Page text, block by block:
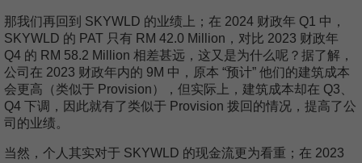
那我们再回到 SKYWLD 的业绩上；在 2024 财政年 Q1 中，
SKYWLD 的 PAT 只有 RM 42.0 Million，对比 2023 财政年
Q4 的 RM 58.2 Million 相差甚远，这又是为什么呢？据了解，
公司在 2023 财政年内的 9M 中，原本 “预计” 他们的建筑成本
会更高（类似于 Provision），但实际上，建筑成本却在 Q3、
Q4 下调，因此就有了类似于 Provision 拨回的情况，提高了公
司的业绩。
当然，个人其实对于 SKYWLD 的现金流更为看重；在 2023